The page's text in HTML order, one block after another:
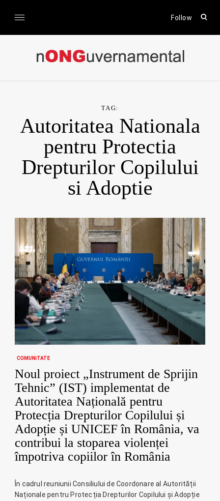
Follow
open
form
nONGuvernamental
TAG:
Autoritatea Nationala
pentru Protectia
Drepturilor Copilului
si Adoptie
COMUNITATE
Noul proiect „Instrument de Sprijin
Tehnic” (IST) implementat de
Autoritatea Națională pentru
Protecția Drepturilor Copilului și
Adopție și UNICEF în România, va
contribui la stoparea violenței
împotriva copiilor în România
În cadrul reuniunii Consiliului de Coordonare al Autorității
Naționale pentru Protecția Drepturilor Copilului și Adopție